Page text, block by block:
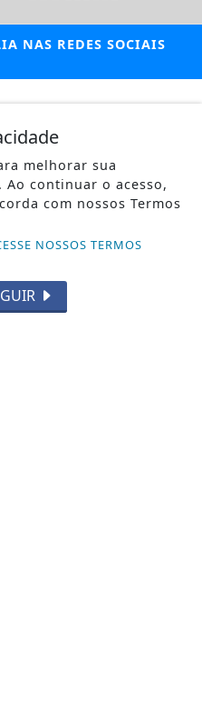
NAS REDES SOCIAIS
melhorar sua
Ao continuar o acesso,
com nossos Termos
NOSSOS TERMOS